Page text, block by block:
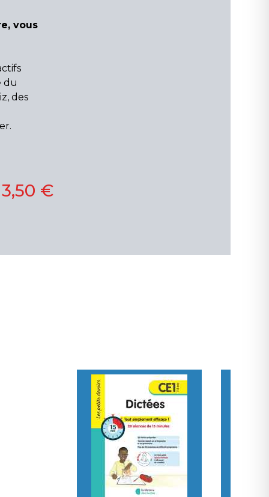
vous
du
des
€